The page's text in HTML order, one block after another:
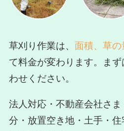
草刈り作業は、 面積、草
て料金が変わります。ま
わせください。
法人対応・不動産会社さ
分・放置空き地・土手・